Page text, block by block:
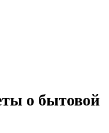
о бытовой